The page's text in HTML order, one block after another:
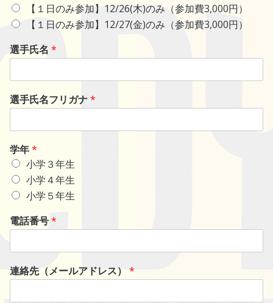
【１日のみ参加】12/26(木)のみ（参加費3,000円）
【１日のみ参加】12/27(金)のみ（参加費3,000円）
選手氏名 *
選手氏名フリガナ*
学年*
小学３年生
小学４年生
小学５年生
電話番号*
連絡先（メールアドレス） *